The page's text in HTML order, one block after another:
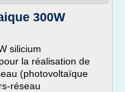
300W
silicium
la réalisation de
(photovoltaïque
réseau